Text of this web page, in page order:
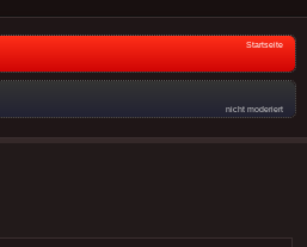
Startseite
nicht moderiert